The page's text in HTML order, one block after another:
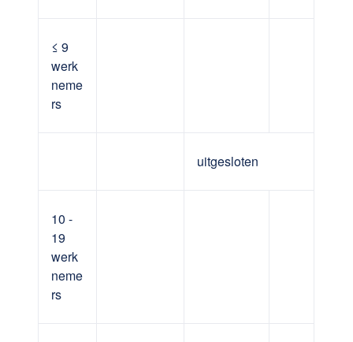
≤ 9
werk
neme
rs
uitgesloten
10 -
19
werk
neme
rs